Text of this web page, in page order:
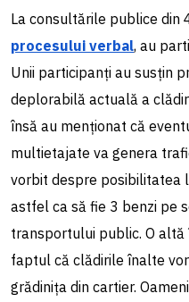
La consultările publice din
procesului verbal, au
Unii participanți au susțin
deplorabilă actuală a
însă au menționat că
multietajate va genera
vorbit despre posibilitatea
astfel ca să fie 3 benzi pe
transportului public. O
faptul că clădirile înalte
grădinița din cartier.